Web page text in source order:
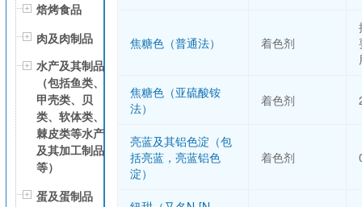
焙烤食品
肉及肉制品
水产及其制品
（包括鱼类、
甲壳类、贝
类、软体类、
棘皮类等水产
及其加工制品
等）
蛋及蛋制品
焦糖色（普通法） 着色剂
焦糖色（亚硫酸铵
法）
着色剂
亮蓝及其铝色淀（包
括亮蓝，亮蓝铝色
淀）
着色剂